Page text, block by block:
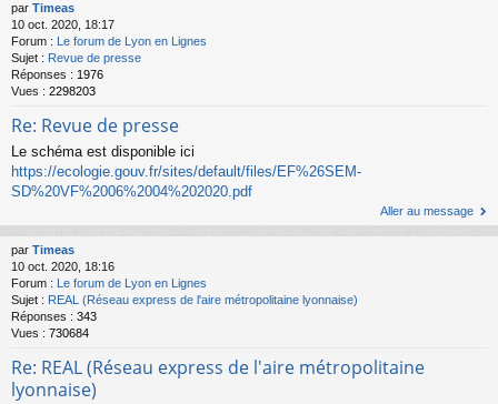
par Timeas
10 oct. 2020, 18:17
Forum : Le forum de Lyon en Lignes
Sujet : Revue de presse
Réponses : 1976
Vues : 2298203
Re: Revue de presse
Le schéma est disponible ici
https://ecologie.gouv.fr/sites/default/files/EF%26SEM-
SD%20VF%2006%2004%202020.pdf
Aller au message
par Timeas
10 oct. 2020, 18:16
Forum :
Le forum de Lyon en Lignes
Sujet : REAL (Réseau express de l'aire métropolitaine lyonnaise)
Réponses : 343
Vues : 730684
Re: REAL (Réseau express de l'aire métropolitaine
lyonnaise)